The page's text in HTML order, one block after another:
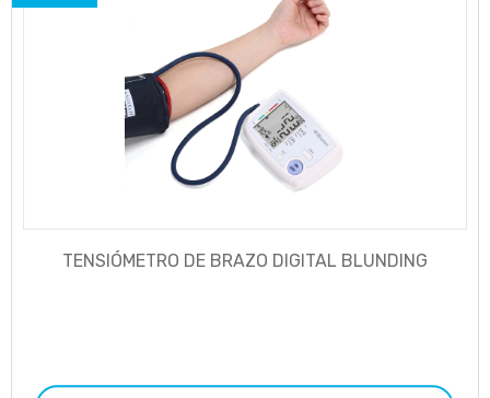
TENSIÓMETRO DE BRAZO DIGITAL BLUNDING